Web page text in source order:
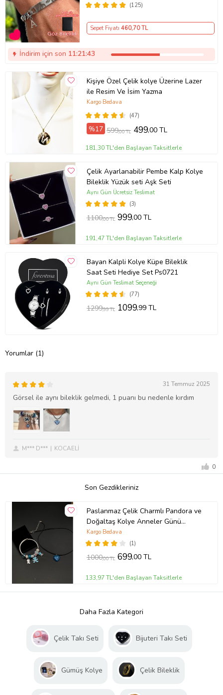
(125)
Sepet Fiyatı 460,70 TL
İndirim için son 11:21:43
Kişiye Özel Çelik kolye Üzerine Lazer
ile Resim Ve İsim Yazma
(47)
Kargo Bedava
%17 599,00 TL 499,00 TL
181,30 TL'den Başlayan Taksitlerle
Çelik Ayarlanabilir Pembe Kalp Kolye
Bileklik Yüzük seti Aşk Seti
(3)
Aynı Gün Ücretsiz Teslimat
1100,00 TL 999,00 TL
191,47 TL'den Başlayan Taksitlerle
Bayan Kalpli Kolye Küpe Bileklik
Saat Seti Hediye Set Ps0721
(77)
Aynı Gün Teslimat Seçeneği
1299,99 TL 1099,99 TL
Yorumlar (1)
31 Temmuz 2025
Görsel ile aynı bileklik gelmedi, 1 puanı bu nedenle kırdım
M*** D*** KOCAELİ
0
Son Gezdikleriniz
Paslanmaz Çelik Charmlı Pandora ve
Doğaltaş Kolye Anneler Günü
Hediyesi,doğum Günü,
Arkadaşa,eşe,sevgililer günü
hediyesi Hediye Kutusu Hediye
Sepeti
(1)
Kargo Bedava
1000,00 TL 699,00 TL
133,97 TL'den Başlayan Taksitlerle
Daha Fazla Kategori
Çelik Takı Seti Bijuteri Takı Seti
Gümüş Kolye Çelik Bileklik